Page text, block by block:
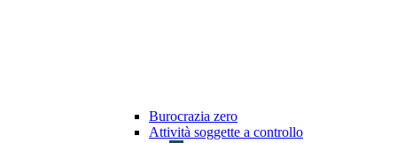
Burocrazia zero
Attività soggette a controllo